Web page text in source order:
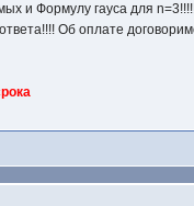
и Формулу гауса для
Об оплате